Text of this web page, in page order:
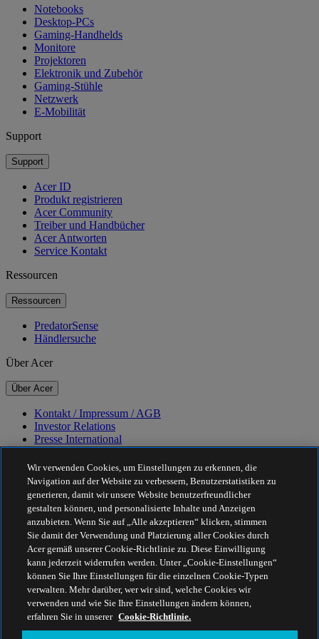
Notebooks
Desktop-PCs
Gaming-Handhelds
Monitore
Projektoren
Elektronik und Zubehör
Gaming-Stühle
Netzwerk
E-Mobilität
Support
Support
Acer ID
Produkt registrieren
Acer Community
Treiber und Handbücher
Acer Antworten
Service Kontakt
Ressourcen
Ressourcen
PredatorSense
Händlersuche
Über Acer
Über Acer
Kontakt / Impressum / AGB
Investor Relations
Presse International
Auszeichnungen
Veranstaltungen
Nachhaltigkeit
Nachhaltigkeit
Corporate Social Responsibility
CO2-Bilanz unserer Produkte
Project Humanity
Earthion
Datenschutzrichtlinie
Cookie-Richtlinie
Rechtlicher Hinweis
Wir verwenden Cookies, um Einstellungen zu erkennen, die
Navigation auf der Website zu verbessern, Benutzerstatistiken zu
generieren, damit wir unsere Website benutzerfreundlicher
gestalten können, und personalisierte Inhalte und Anzeigen
anzubieten. Wenn Sie auf „Alle akzeptieren“ klicken, stimmen
Sie damit der Verwendung und Platzierung aller Cookies durch
Acer gemäß unserer Cookie-Richtlinie zu. Diese Einwilligung
kann jederzeit widerrufen werden. Unter „Cookie-Einstellungen“
können Sie Ihre Einstellungen für die einzelnen Cookie-Typen
verwalten. Mehr darüber, wer wir sind, welche Cookies wir
verwenden und wie Sie Ihre Einstellungen ändern können,
erfahren Sie in unserer Cookie-Richtlinie.